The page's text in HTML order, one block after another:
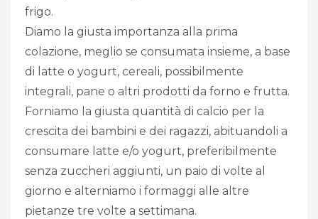
frigo.
Diamo la giusta importanza alla prima
colazione, meglio se consumata insieme, a base
di latte o yogurt, cereali, possibilmente
integrali, pane o altri prodotti da forno e frutta.
Forniamo la giusta quantità di calcio per la
crescita dei bambini e dei ragazzi, abituandoli a
consumare latte e/o yogurt, preferibilmente
senza zuccheri aggiunti, un paio di volte al
giorno e alterniamo i formaggi alle altre
pietanze tre volte a settimana.